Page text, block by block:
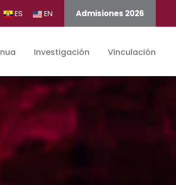
ES EN Admisiones 2026
Investigación Vinculación